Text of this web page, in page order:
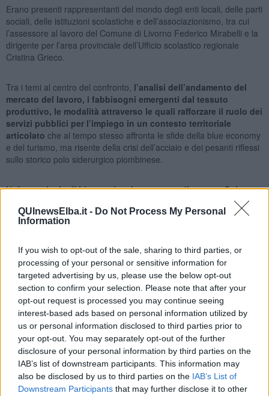
QUInewsElba.it - Do Not Process My Personal
Information
If you wish to opt-out of the sale, sharing to third parties, or
processing of your personal or sensitive information for
targeted advertising by us, please use the below opt-out
section to confirm your selection. Please note that after your
opt-out request is processed you may continue seeing
interest-based ads based on personal information utilized by
us or personal information disclosed to third parties prior to
your opt-out. You may separately opt-out of the further
disclosure of your personal information by third parties on the
IAB’s list of downstream participants. This information may
also be disclosed by us to third parties on the IAB’s List of
Downstream Participants that may further disclose it to other
Erano presenti rappresentanti del mondo degli enti locali, delle parti
sociali, delle istituzioni scolastiche e dell’associazionismo, tra cui
l’assessore al lavoro del Comune di Livorno Federico Mirabelli e la
dirigente per l’area provinciale dell’Ufficio scolastico regionale
Cristina Grieco.
Tra i temi al centro del confronto, l’analisi dell’andamento del
mercato del lavoro, i fabbisogni emergenti dal tessuto
produttivo, le modalità attraverso le quali rafforzare il ruolo dei
servizi pubblici per l’impiego in un contesto territoriale
articolato che al tempo stesso affronta le sfide della blue economy
e del turismo, ma risente della crisi dell’acciaio e dei pesanti riflessi
sullo storico polo siderurgico piombinese.
Nellaprovincia di Livorno è attiva una rete di quattro Cpi
coadiuvati da servizio territoriale di Cecina e gli sportelli di
prossimità a Castagneto Carducci e Marciana Marina.
L’intero territorio si caratterizza per untasso di occupazione del
69,4%, in linea con la media toscana del 70,9%(dati Istat), con
una componente femminile del 63,8% (rispetto al 63,7% regionale).
tasso di disoccupazione è pari al 3,9%, a fronte di una media
regionale del 4%.Il tessuto produttivo provinciale annovera
28.000 imprese attive di cui il 14,36% a conduzione straniera e
il 22,2% rappresentato da imprese artigiane. Logistica e
economia del mare producono il 40% del valore aggiunto
locale.
turismo e terziario coprono il 67% degli occupati.